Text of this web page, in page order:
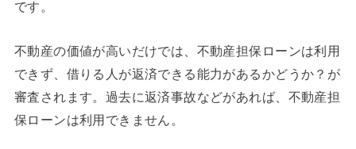
です。
不動産の価値が高いだけでは、不動産担保ローンは利用
できず、借りる人が返済できる能力があるかどうか？が
審査されます。過去に返済事故などがあれば、不動産担
保ローンは利用できません。